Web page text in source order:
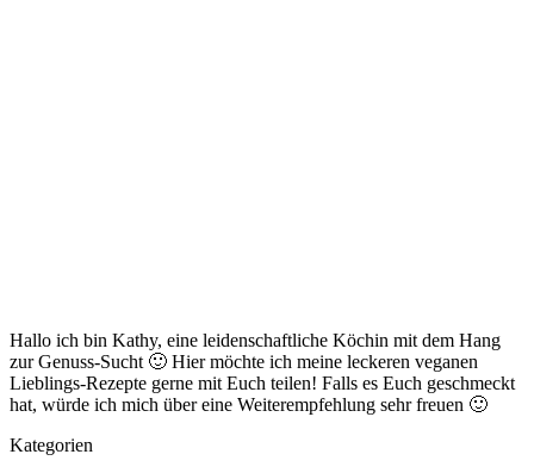
Hallo ich bin Kathy, eine leidenschaftliche Köchin mit dem Hang
zur Genuss-Sucht 🙂 Hier möchte ich meine leckeren veganen
Lieblings-Rezepte gerne mit Euch teilen! Falls es Euch geschmeckt
hat, würde ich mich über eine Weiterempfehlung sehr freuen 🙂
Kategorien